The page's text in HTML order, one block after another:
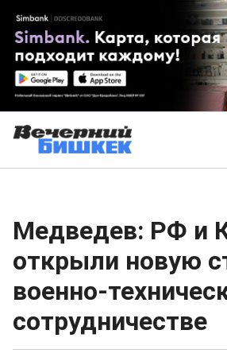
Медведев: РФ и
открыли новую
военно-
сотрудничестве